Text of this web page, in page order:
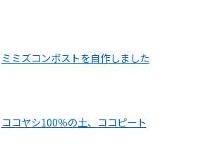
ミミズコンポストを自作しました
ココヤシ100％の土、ココピート